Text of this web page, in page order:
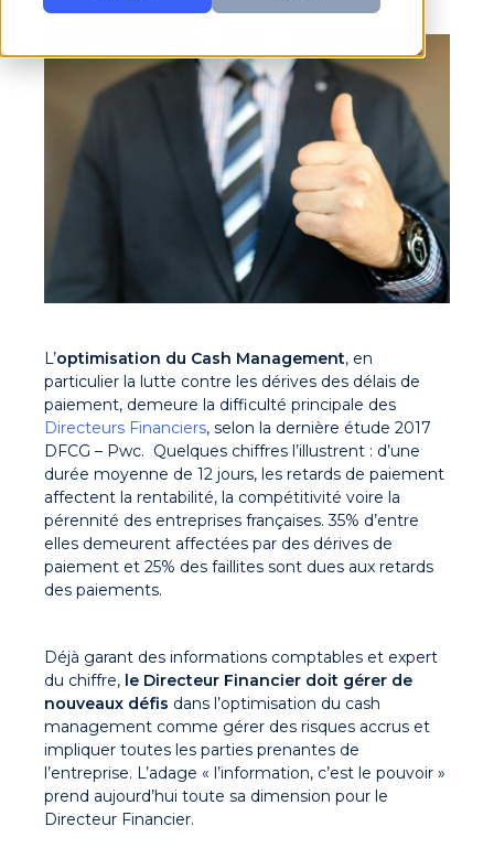
L’optimisation du Cash Management, en
particulier la lutte contre les dérives des délais de
paiement, demeure la difficulté principale des
Directeurs Financiers, selon la dernière étude 2017
DFCG – Pwc. Quelques chiffres l’illustrent : d’une
durée moyenne de 12 jours, les retards de paiement
affectent la rentabilité, la compétitivité voire la
pérennité des entreprises françaises. 35% d’entre
elles demeurent affectées par des dérives de
paiement et 25% des faillites sont dues aux retards
des paiements.
Déjà garant des informations comptables et expert
du chiffre, le Directeur Financier doit gérer de
nouveaux défis dans l’optimisation du cash
management comme gérer des risques accrus et
impliquer toutes les parties prenantes de
l’entreprise. L’adage « l’information, c’est le pouvoir »
prend aujourd’hui toute sa dimension pour le
Directeur Financier.